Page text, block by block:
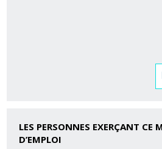
LES PERSONNES EXERÇANT CE
D’EMPLOI